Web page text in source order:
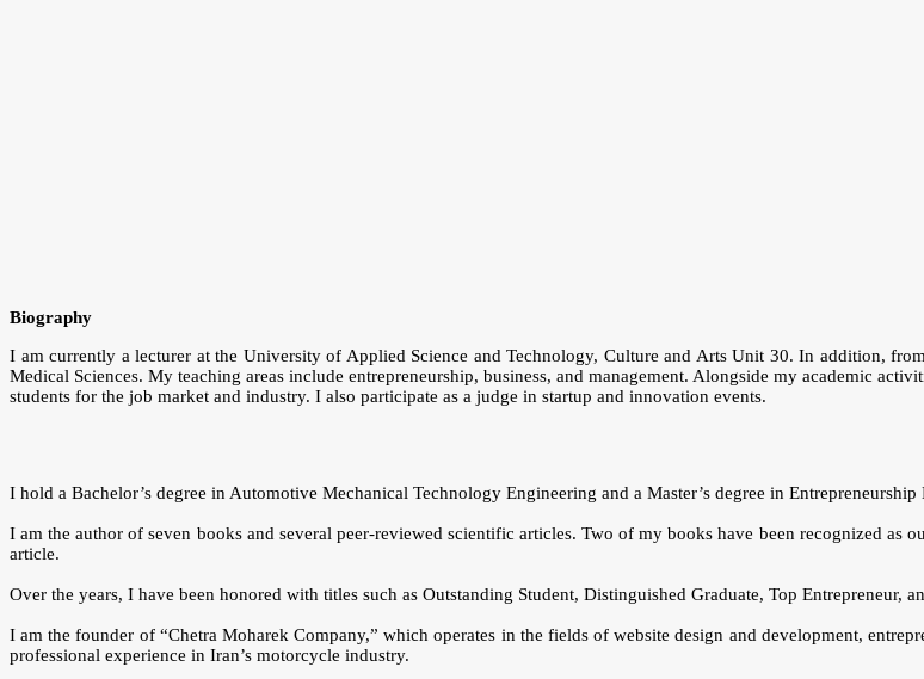
Biography
I am currently a lecturer at the University of Applied Science and Technology, Culture and Arts Unit 30. In addition,
Medical Sciences. My teaching areas include entrepreneurship, business, and management. Alongside my academic
students for the job market and industry. I also participate as a judge in startup and innovation events.
I hold a Bachelor’s degree in Automotive Mechanical Technology Engineering and a Master’s degree in
I am the author of seven books and several peer-reviewed scientific articles. Two of my books have been recognized as
article.
Over the years, I have been honored with titles such as Outstanding Student, Distinguished Graduate, Top Entrepreneur,
I am the founder of “Chetra Moharek Company,” which operates in the fields of website design and development,
professional experience in Iran’s motorcycle industry.